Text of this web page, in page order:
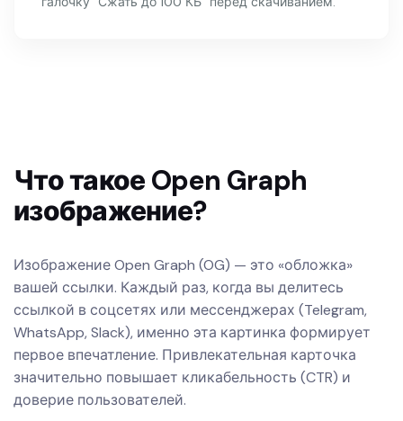
Что такое Open Graph
изображение?
Изображение Open Graph (OG) — это «обложка»
вашей ссылки. Каждый раз, когда вы делитесь
ссылкой в соцсетях или мессенджерах (Telegram,
WhatsApp, Slack), именно эта картинка формирует
первое впечатление. Привлекательная карточка
значительно повышает кликабельность (CTR) и
доверие пользователей.